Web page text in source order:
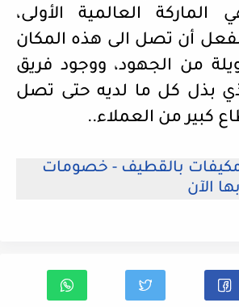
العالمية الأولى،
أن تصل الى هذه المكان
من الجهود، ووجود فريق
بذل كل ما لديه حتى تصل
كبير من العملاء..
بالقطيف - خصومات
الآن